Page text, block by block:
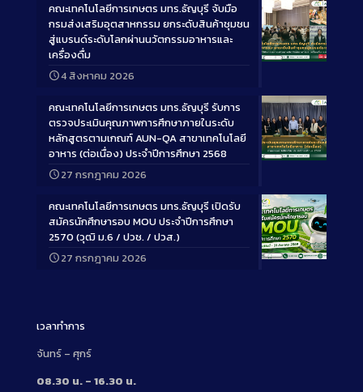
Long
คณะเทคโนโลยีการเกษตร มทร.ธัญบุรี จับมือ
กรมส่งเสริมอุตสาหกรรม ยกระดับสินค้าชุมชน
สู่แบรนด์ระดับโลกผ่านนวัตกรรมอาหารและ
เครื่องดื่ม
4 สิงหาคม 2026
Long
คณะเทคโนโลยีการเกษตร มทร.ธัญบุรี รับการ
ตรวจประเมินคุณภาพการศึกษาภายในระดับ
หลักสูตรตามเกณฑ์ AUN-QA สาขาเทคโนโลยี
อาหาร (ต่อเนื่อง) ประจำปีการศึกษา 2568
27 กรกฎาคม 2026
Long
คณะเทคโนโลยีการเกษตร มทร.ธัญบุรี เปิดรับ
สมัครนักศึกษารอบ MOU ประจำปีการศึกษา
2570 (วุฒิ ม.6 / ปวช. / ปวส.)
27 กรกฎาคม 2026
เวลาทำการ
จันทร์ – ศุกร์
08.30 น. – 16.30 น.